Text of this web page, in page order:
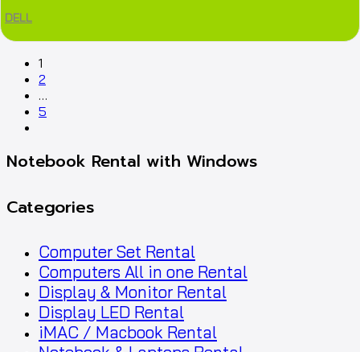
DELL
1
2
…
5
Notebook Rental with Windows
Categories
Computer Set Rental
Computers All in one Rental
Display & Monitor Rental
Display LED Rental
iMAC / Macbook Rental